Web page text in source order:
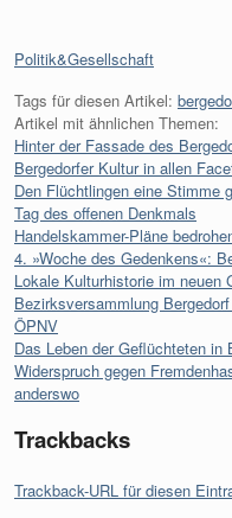
Kategorien:
Politik&Gesellschaft
Tags für diesen Artikel:
Artikel mit ähnlichen Themen:
Hinter der Fassade des
Bergedorfer Kultur in allen
Den Flüchtlingen eine Stimme
Tag des offenen Denkmals
Handelskammer-Pläne
4. »Woche des Gedenkens«:
Lokale Kulturhistorie im neuen
Bezirksversammlung
ÖPNV
Das Leben der Geflüchteten in
Widerspruch gegen
anderswo
Trackbacks
Trackback-URL für diesen